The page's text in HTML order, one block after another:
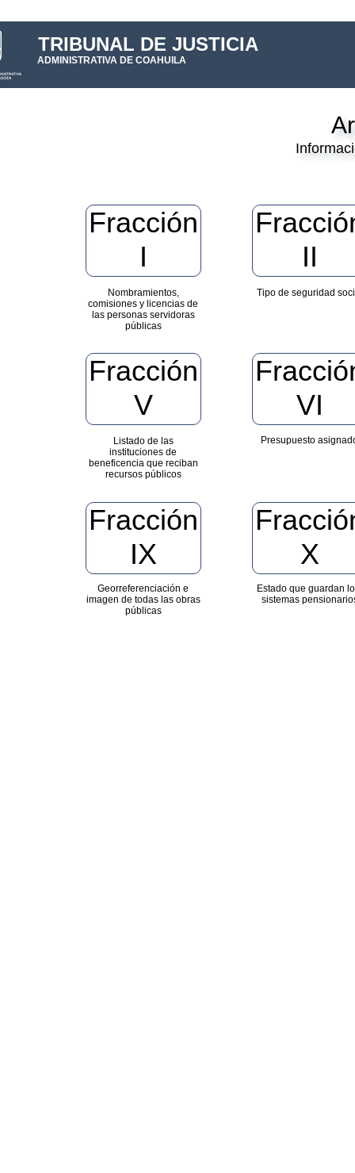
TRIBUNAL DE JUSTICIA
ADMINISTRATIVA DE COAHUILA
Fracción
I
Nombramientos,
comisiones y licencias de
las personas servidoras
públicas
II
Tipo de seguridad
Fracción
V
Listado de las
instituciones de
beneficencia que reciban
recursos públicos
VI
Presupuesto
Fracción
IX
Georreferenciación e
imagen de todas las obras
públicas
X
Estado que guardan
sistemas